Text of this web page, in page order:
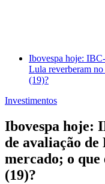
Ibovespa hoje:
Lula reverberam no
(19)?
Investimentos
Ibovespa hoje:
de avaliação
mercado; o que
(19)?